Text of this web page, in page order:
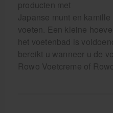
producten met
Japanse munt en
voeten. Een kleine
het voetenbad is
bereikt u wanneer u de
Rowo Voetcreme of